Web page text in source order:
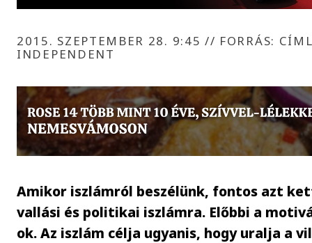
2015. SZEPTEMBER 28. 9:45// FORRÁS:
INDEPENDENT
Amikor iszlámról beszélünk, fontos azt
vallási és politikai iszlámra. Előbbi a
ok. Az iszlám célja ugyanis, hogy uralja a